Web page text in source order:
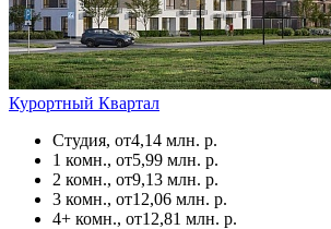
Курортный Квартал
Студия, от4,14 млн. р.
1 комн., от5,99 млн. р.
2 комн., от9,13 млн. р.
3 комн., от12,06 млн. р.
4+ комн., от12,81 млн. р.